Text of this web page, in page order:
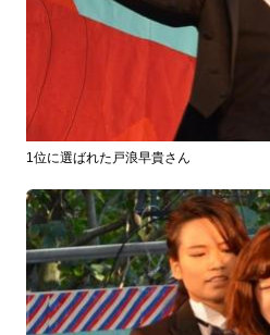
1位に選ばれた戸浪早貴さん